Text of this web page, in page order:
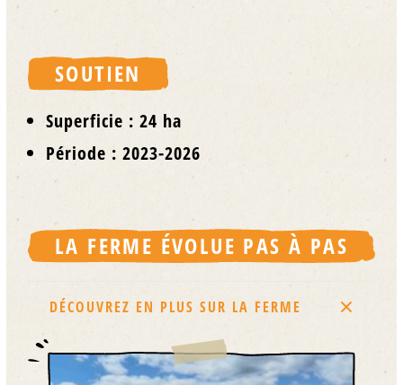
SOUTIEN
Superficie : 24 ha
Période : 2023-2026
LA FERME ÉVOLUE PAS À PAS
DÉCOUVREZ EN PLUS SUR LA FERME